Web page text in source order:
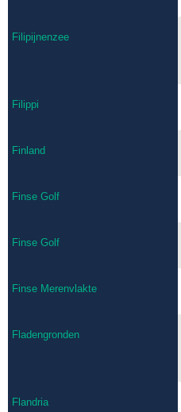
Filipijnenzee
Filippi
Finland
Finse Golf
Finse Golf
Finse Merenvlakte
Fladengronden
Flandria